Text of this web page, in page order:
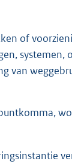
of
systemen,
van